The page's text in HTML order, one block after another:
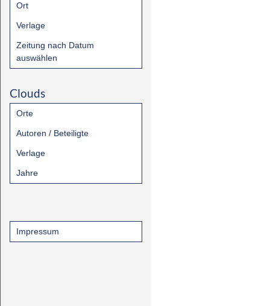
Ort
Verlage
Zeitung nach Datum
auswählen
Clouds
Orte
Autoren / Beteiligte
Verlage
Jahre
Impressum